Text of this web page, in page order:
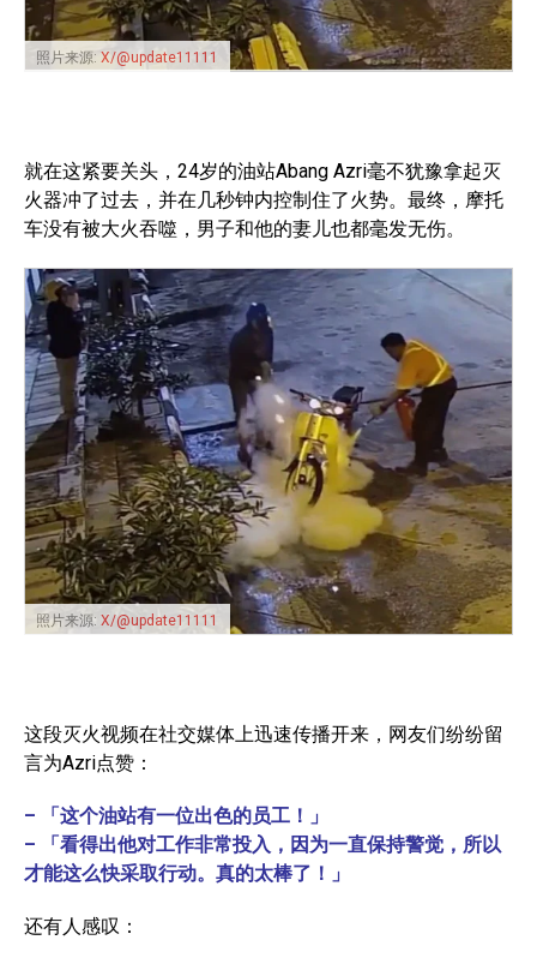
照片来源: X/@update11111
就在这紧要关头，24岁的油站Abang Azri毫不犹豫拿起灭
火器冲了过去，并在几秒钟内控制住了火势。最终，摩托
车没有被大火吞噬，男子和他的妻儿也都毫发无伤。
照片来源: X/@update11111
这段灭火视频在社交媒体上迅速传播开来，网友们纷纷留
言为Azri点赞：
– 「这个油站有一位出色的员工！」
– 「看得出他对工作非常投入，因为一直保持警觉，所以
才能这么快采取行动。真的太棒了！」
还有人感叹：